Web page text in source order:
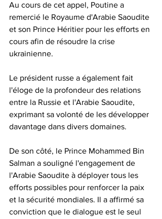
Au cours de cet appel, Poutine a
remercié le Royaume d'Arabie Saoudite
et son Prince Héritier pour les efforts en
cours afin de résoudre la crise
ukrainienne.
Le président russe a également fait
l'éloge de la profondeur des relations
entre la Russie et l'Arabie Saoudite,
exprimant sa volonté de les développer
davantage dans divers domaines.
De son côté, le Prince Mohammed Bin
Salman a souligné l'engagement de
l'Arabie Saoudite à déployer tous les
efforts possibles pour renforcer la paix
et la sécurité mondiales. Il a affirmé sa
conviction que le dialogue est le seul